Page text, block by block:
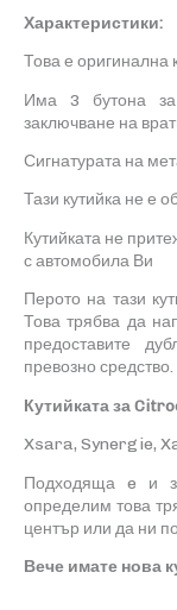
Характеристики:
Това е оригинална
Има 3 бутона
заключване на
Сигнатурата на
Тази кутийка не е
Кутийката не
с автомобила Ви
Перото на тази
Това трябва да
предоставите
превозно средство.
Кутийката за
Xsara, Synergie,
Подходяща e и
определим това
център или да ни
Вече имате нова